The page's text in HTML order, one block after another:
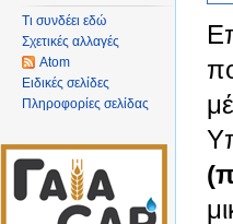
Τι συνδέει εδώ
Σχετικές αλλαγές
Atom
Ειδικές σελίδες
Πληροφορίες σελίδας